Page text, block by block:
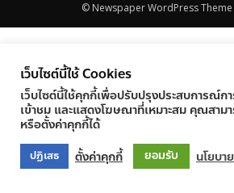
© Newspaper WordPress
เว็บไซต์นี้ใช้ Cookies
เว็บไซต์นี้ใช้คุกกี้เพื่อปรับปรุงประสบการณ์กา
เข้าชม และแสดงโฆษณาที่เหมาะสม คุณสาม
หรือตั้งค่าคุกกี้ได้
ปฏิเสธ ตั้งค่าคุกกี้ ยอมรับ นโยบา